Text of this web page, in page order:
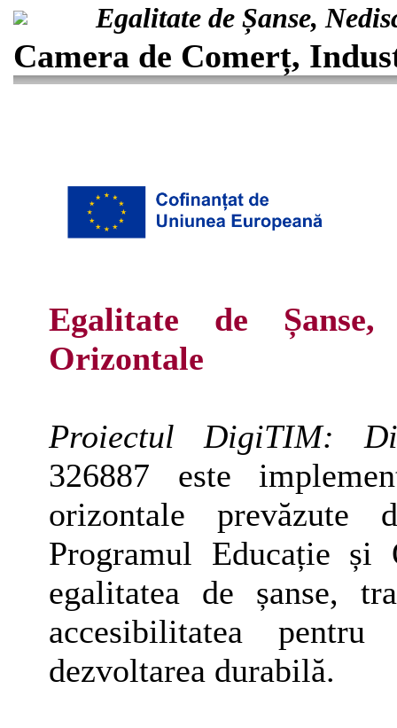
Egalitate de Șanse,
Camera de Comerț,
Egalitate de
Orizontale
Proiectul DigiTIM:
326887 este
orizontale prevăzute
Programul Educație și
egalitatea de șanse,
accesibilitatea
dezvoltarea durabilă.